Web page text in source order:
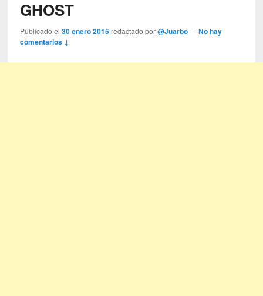
GHOST
Publicado el30 enero 2015 redactado por@Juarbo —No hay
comentarios ↓